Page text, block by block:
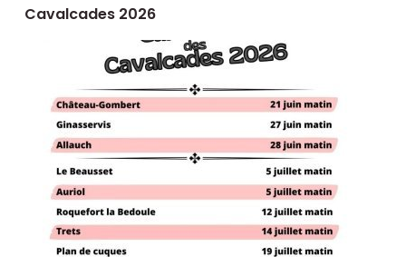
Cavalcades 2026